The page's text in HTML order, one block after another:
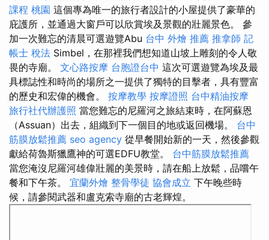
課程 桃園 這個專為唯一的旅行者設計的小屋提供了豪華的
庇護所，並通過大窗戶可以欣賞埃及景觀的壯麗景色。 參
加一次難忘的清晨可選遊覽Abu 台中 外燴 推薦 推拿師 記
帳士 稅法 Simbel，在那裡我們想知道山坡上雕刻的令人敬
畏的寺廟。 文心路按摩 台胞證台中 這次可選遊覽為埃及最
具標誌性和時尚的場所之一提供了獨特的目擊者，具有豐富
的歷史和宏偉的機會。 按摩教學 按摩證照 台中精油按摩
旅行社代辦護照 當您難忘的尼羅河之旅結束時，在阿蘇恩
（Assuan）出去，組織到下一個目的地或返回機場。 台中
筋膜放鬆推薦 seo agency 從早餐開始新的一天，然後參觀
獻給荷魯斯獵鷹神的可選EDFU教堂。 台中筋膜放鬆推薦
當您淹沒尼羅河雄偉壯麗的美景時，請在船上放鬆，品嚐午
餐和下午茶。 宜蘭外燴 整骨學徒 協會成立 下午晚些時
候，請參閱武器和盧克索寺廟的古老輝煌。